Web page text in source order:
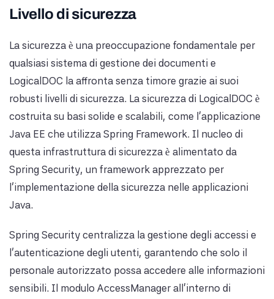
Livello di sicurezza
La sicurezza è una preoccupazione fondamentale per
qualsiasi sistema di gestione dei documenti e
LogicalDOC la affronta senza timore grazie ai suoi
robusti livelli di sicurezza. La sicurezza di LogicalDOC è
costruita su basi solide e scalabili, come l'applicazione
Java EE che utilizza Spring Framework. Il nucleo di
questa infrastruttura di sicurezza è alimentato da
Spring Security, un framework apprezzato per
l'implementazione della sicurezza nelle applicazioni
Java.
Spring Security centralizza la gestione degli accessi e
l'autenticazione degli utenti, garantendo che solo il
personale autorizzato possa accedere alle informazioni
sensibili. Il modulo AccessManager all'interno di